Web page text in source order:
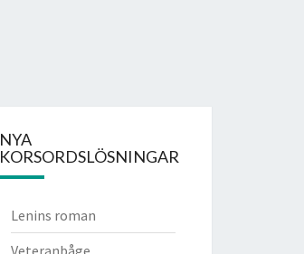
NYA
KORSORDSLÖSNINGAR
Lenins roman
Veteranbåge